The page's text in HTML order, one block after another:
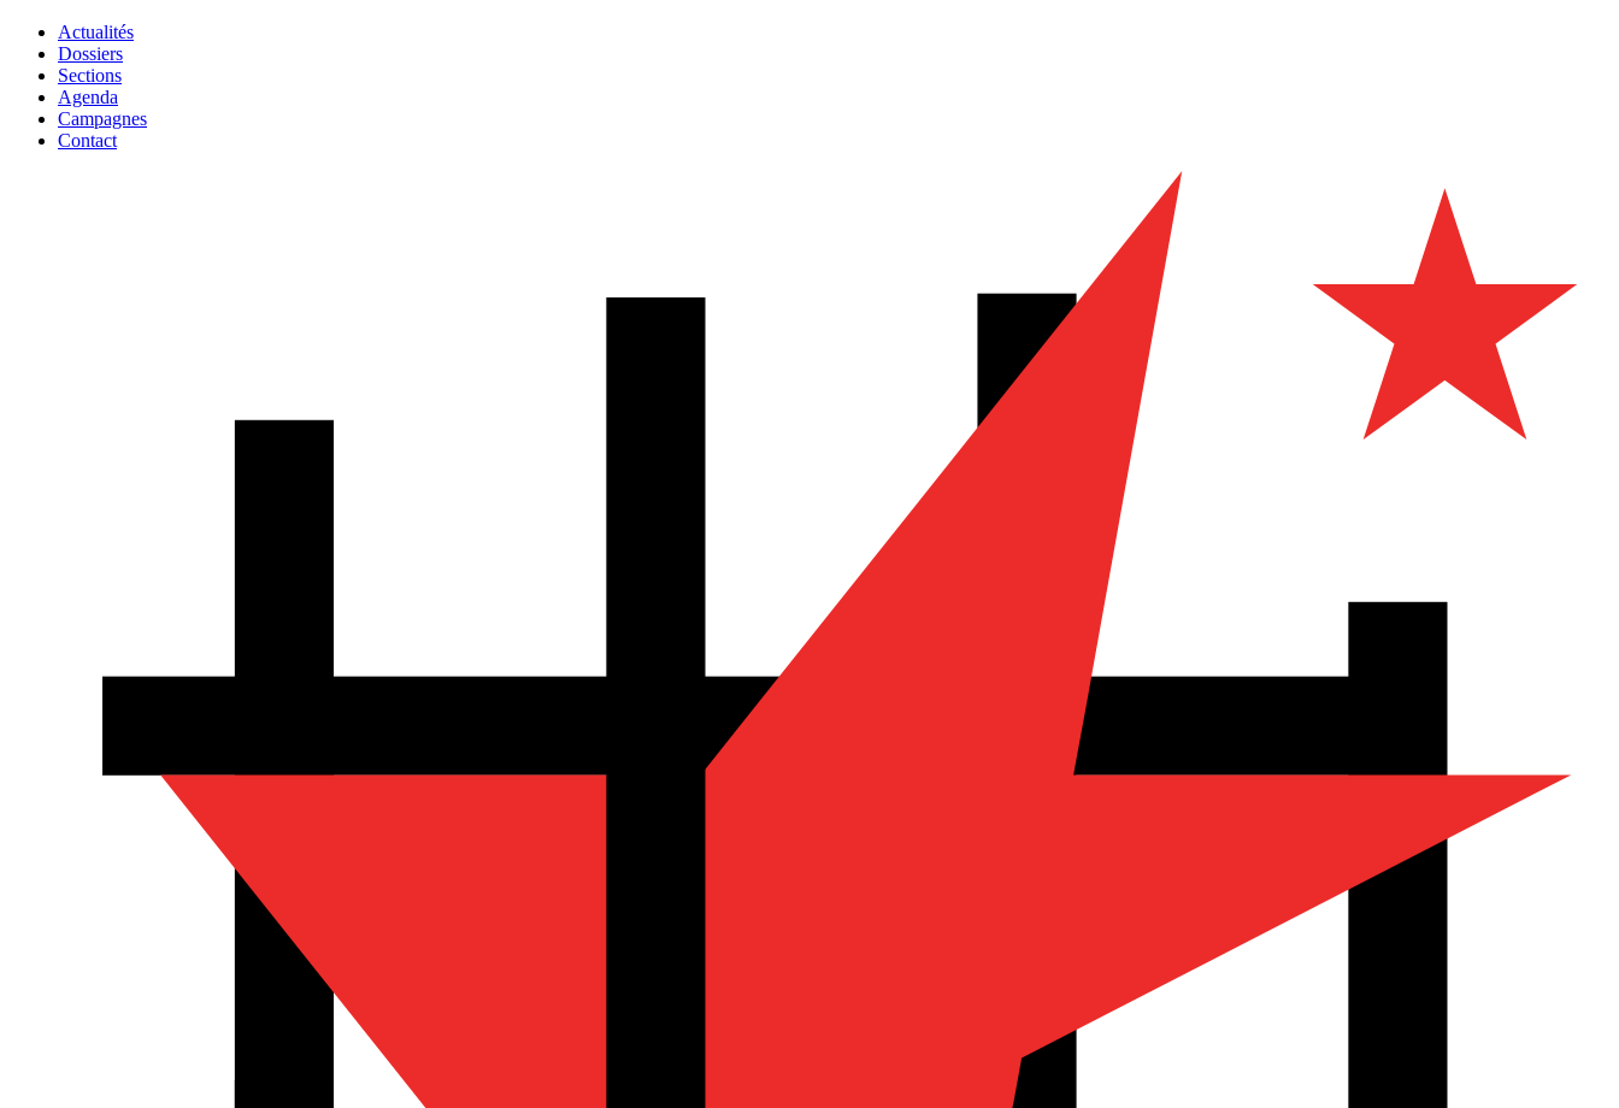
Actualités
Dossiers
Sections
Agenda
Campagnes
Contact